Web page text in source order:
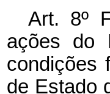
Art. 8º
ações do
condições
de Estado